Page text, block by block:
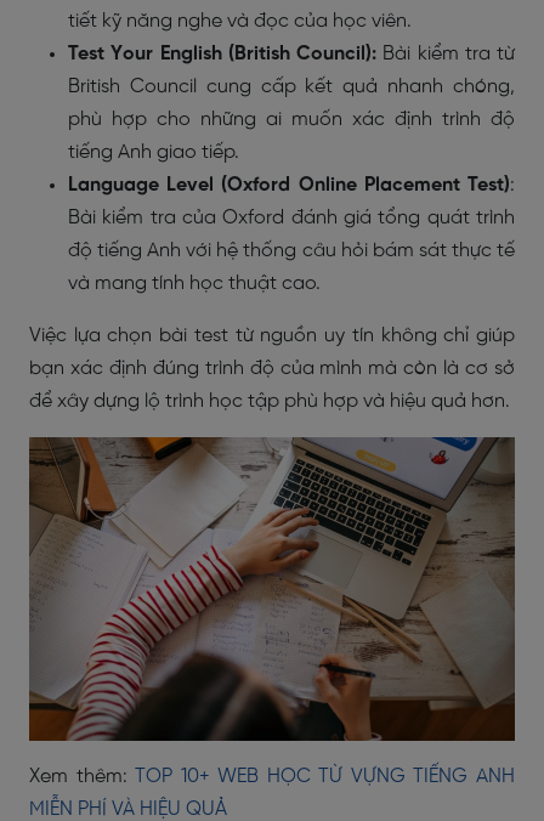
tiết kỹ năng nghe và đọc của học viên.
Test Your English (British Council): Bài kiểm tra từ
British Council cung cấp kết quả nhanh chóng,
phù hợp cho những ai muốn xác định trình độ
tiếng Anh giao tiếp.
Language Level (Oxford Online Placement Test):
Bài kiểm tra của Oxford đánh giá tổng quát trình
độ tiếng Anh với hệ thống câu hỏi bám sát thực tế
và mang tính học thuật cao.
Việc lựa chọn bài test từ nguồn uy tín không chỉ giúp
bạn xác định đúng trình độ của mình mà còn là cơ sở
để xây dựng lộ trình học tập phù hợp và hiệu quả hơn.
Xem thêm:
TOP 10+ WEB HỌC TỪ VỰNG TIẾNG ANH
MIỄN PHÍ VÀ HIỆU QUẢ